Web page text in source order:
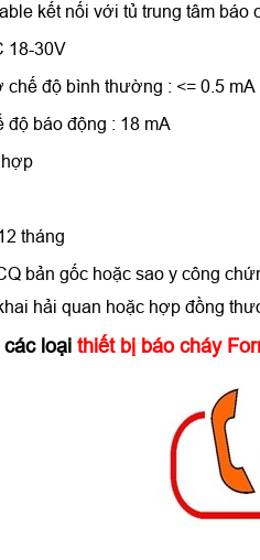
kết nối với tủ trung tâm báo
18-30V
độ bình thường : <= 0.5 mA
báo động : 18 mA
tháng
bản gốc hoặc sao y công
hải quan hoặc hợp đồng
loại thiết bị báo cháy